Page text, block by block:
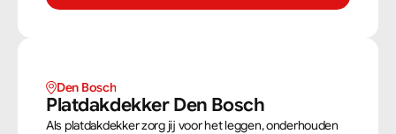
Den Bosch
Platdakdekker Den Bosch
Als platdakdekker zorg jij voor het leggen, onderhouden